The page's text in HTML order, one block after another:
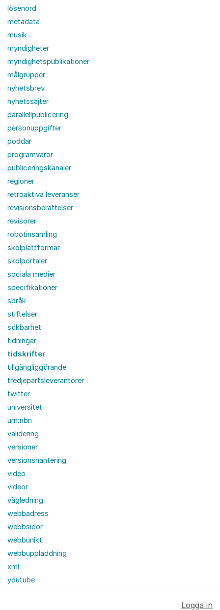
lösenord
metadata
musik
myndigheter
myndighetspublikationer
målgrupper
nyhetsbrev
nyhetssajter
parallellpublicering
personuppgifter
poddar
programvaror
publiceringskanaler
regioner
retroaktiva leveranser
revisionsberättelser
revisorer
robotinsamling
skolplattformar
skolportaler
sociala medier
specifikationer
språk
stiftelser
sökbarhet
tidningar
tidskrifter
tillgängliggörande
tredjepartsleverantörer
twitter
universitet
urn:nbn
validering
versioner
versionshantering
video
videor
vägledning
webbadress
webbsidor
webbunikt
webbuppladdning
xml
youtube
Logga in